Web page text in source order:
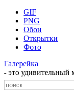
GIF
PNG
Обои
Открытки
Фото
Галерейка
- это удивительный